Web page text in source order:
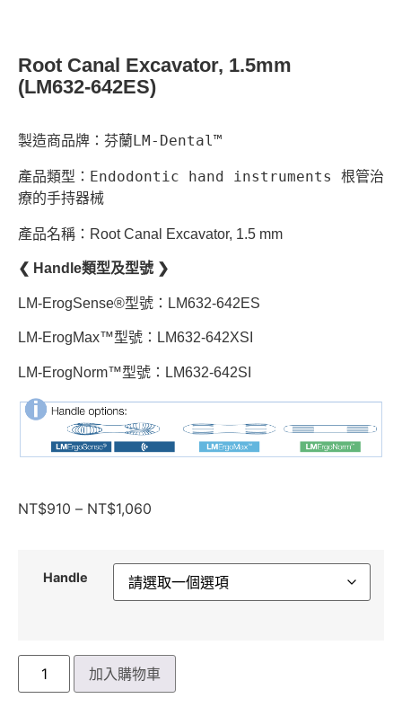
Root Canal Excavator, 1.5mm
(LM632-642ES)
製造商品牌：芬蘭LM-Dental™
產品類型：Endodontic hand instruments 根管治
療的手持器械
產品名稱：Root Canal Excavator, 1.5 mm
❮ Handle類型及型號 ❯
LM-ErogSense®型號：LM632-642ES
LM-ErogMax™型號：LM632-642XSI
LM-ErogNorm™型號：LM632-642SI
NT$910 – NT$1,060
Handle
加入購物車